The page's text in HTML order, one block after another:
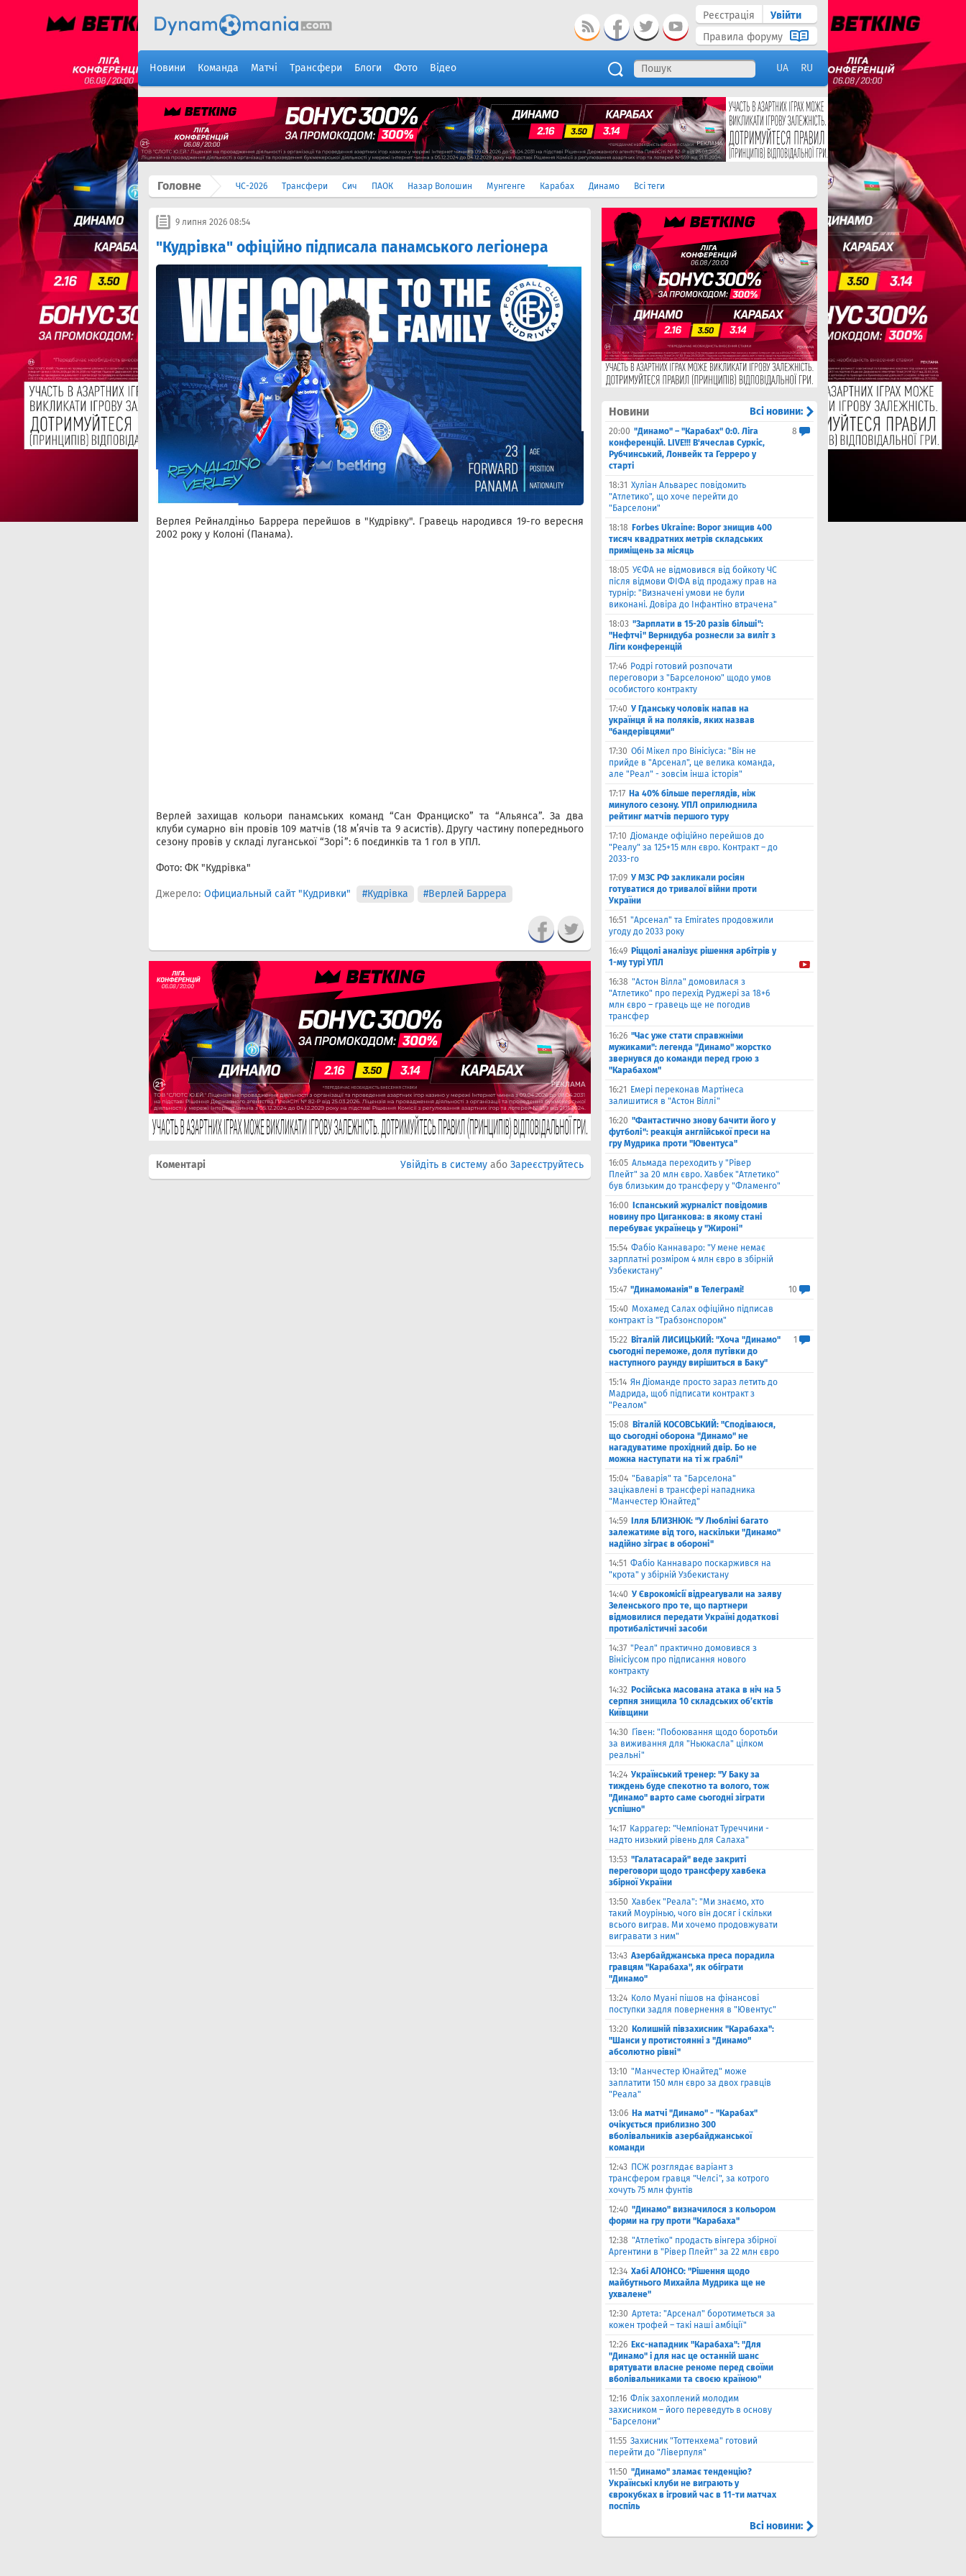
Реєстрація
Увійти
Правила форуму
Новини Команда Матчі Трансфери Блоги Фото Відео UA RU
Головне ЧС-2026 Трансфери Сич ПАОК Назар Волошин Мунгенге Карабах Динамо Всі теги
9 липня 2026 08:54
"Кудрівка" офіційно підписала панамського легіонера
Верлея Рейналдіньо Баррера перейшов в "Кудрiвку". Гравець народився 19-го вересня
2002 року у Колоні (Панама).
Верлей захищав кольори панамських команд “Сан Франциско” та “Альянса”. За два
клуби сумарно він провів 109 матчів (18 мʼячів та 9 асистів). Другу частину попереднього
сезону провів у складі луганської “Зорі”: 6 поєдинків та 1 гол в УПЛ.
Фото: ФК "Кудрiвка"
Джерело: Официальный сайт "Кудривки" #Кудрiвка #Верлей Баррера
Коментарі Увійдіть в систему або Зареєструйтесь
Новини Всі новини:
20:00 "Динамо" – "Карабах" 0:0. Ліга
конференцій. LIVE!!! В'ячеслав Суркіс,
Рубчинський, Лонвейк та Герреро у
старті
8
18:31 Хуліан Альварес повідомить
"Атлетико", що хоче перейти до
"Барселони"
18:18 Forbes Ukraine: Ворог знищив 400
тисяч квадратних метрів складських
приміщень за місяць
18:05 УЄФА не відмовився від бойкоту ЧС
після відмови ФІФА від продажу прав на
турнір: "Визначені умови не були
виконані. Довіра до Інфантіно втрачена"
18:03 "Зарплати в 15-20 разів більші":
"Нефтчі" Вернидуба рознесли за виліт з
Ліги конференцій
17:46 Родрі готовий розпочати
переговори з "Барселоною" щодо умов
особистого контракту
17:40 У Гданську чоловік напав на
українця й на поляків, яких назвав
"бандерівцями"
17:30 Обі Мікел про Вінісіуса: "Він не
прийде в "Арсенал", це велика команда,
але "Реал" - зовсім інша історія"
17:17 На 40% більше переглядів, ніж
минулого сезону. УПЛ оприлюднила
рейтинг матчів першого туру
17:10 Діоманде офіційно перейшов до
"Реалу" за 125+15 млн євро. Контракт – до
2033-го
17:09 У МЗС РФ закликали росіян
готуватися до тривалої війни проти
України
16:51 "Арсенал" та Emirates продовжили
угоду до 2033 року
16:49 Ріццолі аналізує рішення арбітрів у
1-му турі УПЛ
16:38 "Астон Вілла" домовилася з
"Атлетико" про перехід Руджері за 18+6
млн євро – гравець ще не погодив
трансфер
16:26 "Час уже стати справжніми
мужиками": легенда "Динамо" жорстко
звернувся до команди перед грою з
"Карабахом"
16:21
Емері переконав Мартінеса
залишитися в "Астон Віллі"
16:20 "Фантастично знову бачити його у
футболі": реакція англійської преси на
гру Мудрика проти "Ювентуса"
16:05 Альмада переходить у "Рівер
Плейт" за 20 млн євро. Хавбек "Атлетико"
був близьким до трансферу у "Фламенго"
16:00
Іспанський журналіст повідомив
новину про Циганкова: в якому стані
перебуває українець у "Жироні"
15:54 Фабіо Каннаваро: "У мене немає
зарплатні розміром 4 млн євро в збірній
Узбекистану"
15:47 "Динамоманія" в Телеграмі!
10
15:40 Мохамед Салах офіційно підписав
контракт із "Трабзонспором"
15:22 Віталій ЛИСИЦЬКИЙ: "Хоча "Динамо"
сьогодні переможе, доля путівки до
наступного раунду вирішиться в Баку"
1
15:14 Ян Діоманде просто зараз летить до
Мадрида, щоб підписати контракт з
"Реалом"
15:08 Віталій КОСОВСЬКИЙ: "Сподіваюся,
що сьогодні оборона "Динамо" не
нагадуватиме прохідний двір. Бо не
можна наступати на ті ж граблі"
15:04 "Баварія" та "Барселона"
зацікавлені в трансфері нападника
"Манчестер Юнайтед"
14:59
Ілля БЛИЗНЮК: "У Любліні багато
залежатиме від того, наскільки "Динамо"
надійно зіграє в обороні"
14:51 Фабіо Каннаваро поскаржився на
"крота" у збірній Узбекистану
14:40 У Єврокомісії відреагували на заяву
Зеленського про те, що партнери
відмовилися передати Україні додаткові
протибалістичні засоби
14:37 "Реал" практично домовився з
Вінісіусом про підписання нового
контракту
14:32 Російська масована атака в ніч на 5
серпня знищила 10 складських об’єктів
Київщини
14:30 Гівен: "Побоювання щодо боротьби
за виживання для "Ньюкасла" цілком
реальні"
14:24 Український тренер: "У Баку за
тиждень буде спекотно та волого, тож
"Динамо" варто саме сьогодні зіграти
успішно"
14:17 Каррагер: "Чемпіонат Туреччини -
надто низький рівень для Салаха"
13:53 "Галатасарай" веде закриті
переговори щодо трансферу хавбека
збірної України
13:50 Хавбек "Реала": "Ми знаємо, хто
такий Моурінью, чого він досяг і скільки
всього виграв. Ми хочемо продовжувати
вигравати з ним"
13:43 Азербайджанська преса порадила
гравцям "Карабаха", як обіграти
"Динамо"
13:24 Коло Муані пішов на фінансові
поступки задля повернення в "Ювентус"
13:20 Колишній півзахисник "Карабаха":
"Шанси у протистоянні з "Динамо"
абсолютно рівні"
13:10 "Манчестер Юнайтед" може
заплатити 150 млн євро за двох гравців
"Реала"
13:06 На матчі "Динамо" - "Карабах"
очікується приблизно 300
вболівальників азербайджанської
команди
12:43 ПСЖ розглядає варіант з
трансфером гравця "Челсі", за котрого
хочуть 75 млн фунтів
12:40 "Динамо" визначилося з кольором
форми на гру проти "Карабаха"
12:38 "Атлетіко" продасть вінгера збірної
Аргентини в "Рівер Плейт" за 22 млн євро
12:34 Хабі АЛОНСО: "Рішення щодо
майбутнього Михайла Мудрика ще не
ухвалене"
12:30 Артета: "Арсенал" боротиметься за
кожен трофей – такі наші амбіції"
12:26 Екс-нападник "Карабаха": "Для
"Динамо" і для нас це останній шанс
врятувати власне реноме перед своїми
вболівальниками та своєю країною"
12:16 Флік захоплений молодим
захисником – його переведуть в основу
"Барселони"
11:55 Захисник "Тоттенхема" готовий
перейти до "Ліверпуля"
11:50 "Динамо" зламає тенденцію?
Українські клуби не виграють у
єврокубках в ігровий час в 11-ти матчах
поспіль
Всі новини: